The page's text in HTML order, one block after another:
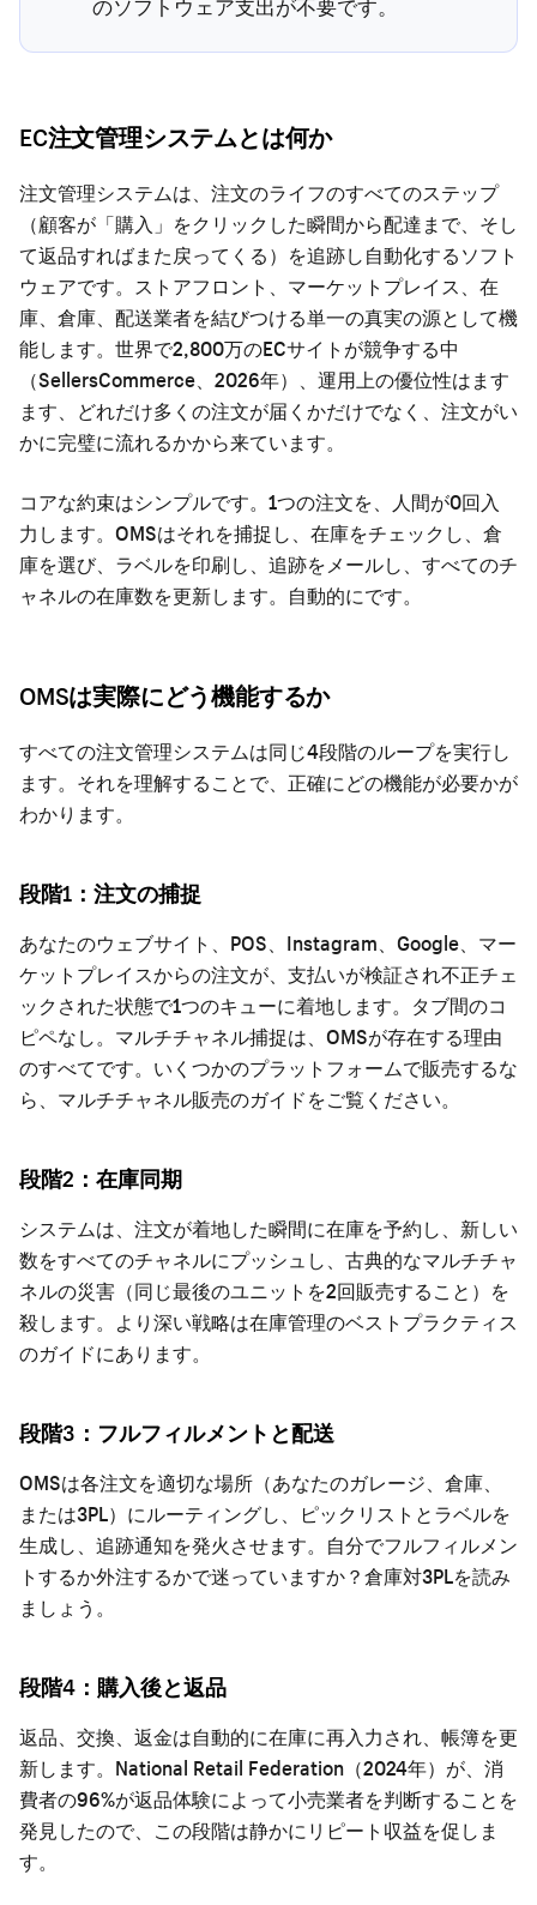
のソフトウェア支出が不要です。
EC注文管理システムとは何か
注文管理システムは、注文のライフのすべてのステップ
（顧客が「購入」をクリックした瞬間から配達まで、そし
て返品すればまた戻ってくる）を追跡し自動化するソフト
ウェアです。ストアフロント、マーケットプレイス、在
庫、倉庫、配送業者を結びつける単一の真実の源として機
能します。世界で2,800万のECサイトが競争する中
（SellersCommerce、2026年）、運用上の優位性はます
ます、どれだけ多くの注文が届くかだけでなく、注文がい
かに完璧に流れるかから来ています。
コアな約束はシンプルです。1つの注文を、人間が0回入
力します。OMSはそれを捕捉し、在庫をチェックし、倉
庫を選び、ラベルを印刷し、追跡をメールし、すべてのチ
ャネルの在庫数を更新します。自動的にです。
OMSは実際にどう機能するか
すべての注文管理システムは同じ4段階のループを実行し
ます。それを理解することで、正確にどの機能が必要かが
わかります。
段階1：注文の捕捉
あなたのウェブサイト、POS、Instagram、Google、マー
ケットプレイスからの注文が、支払いが検証され不正チェ
ックされた状態で1つのキューに着地します。タブ間のコ
ピペなし。マルチチャネル捕捉は、OMSが存在する理由
のすべてです。いくつかのプラットフォームで販売するな
ら、 マルチチャネル販売のガイドをご覧ください。
段階2：在庫同期
システムは、注文が着地した瞬間に在庫を予約し、新しい
数をすべてのチャネルにプッシュし、古典的なマルチチャ
ネルの災害（同じ最後のユニットを2回販売すること）を
殺します。より深い戦略は在庫管理のベストプラクティス
のガイドにあります。
段階3：フルフィルメントと配送
OMSは各注文を適切な場所（あなたのガレージ、倉庫、
または3PL）にルーティングし、ピックリストとラベルを
生成し、追跡通知を発火させます。自分でフルフィルメン
トするか外注するかで迷っていますか？倉庫対3PLを読み
ましょう。
段階4：購入後と返品
返品、交換、返金は自動的に在庫に再入力され、帳簿を更
新します。National Retail Federation（2024年）が、消
費者の96%が返品体験によって小売業者を判断することを
発見したので、この段階は静かにリピート収益を促しま
す。